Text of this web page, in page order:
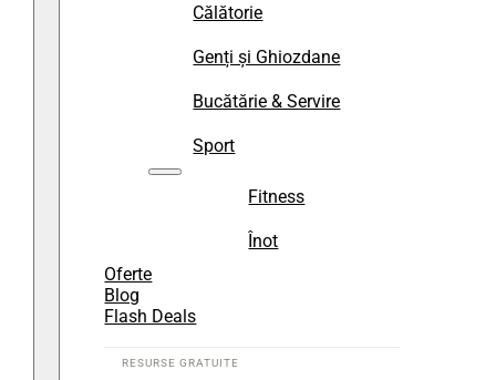
Călătorie
Genți și Ghiozdane
Bucătărie & Servire
Sport
Fitness
Înot
Oferte
Blog
Flash Deals